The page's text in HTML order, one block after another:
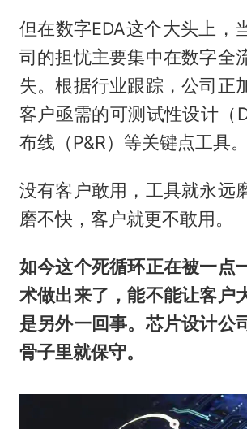
但在数字EDA这个大头上，
司的担忧主要集中在数字全
失。根据行业跟踪，公司正
客户亟需的可测试性设计（
布线（P&R）等关键点工具。
没有客户敢用，工具就永远
磨不快，客户就更不敢用。
如今这个死循环正在被一点
术做出来了，能不能让客户
是另外一回事。芯片设计公
骨子里就保守。